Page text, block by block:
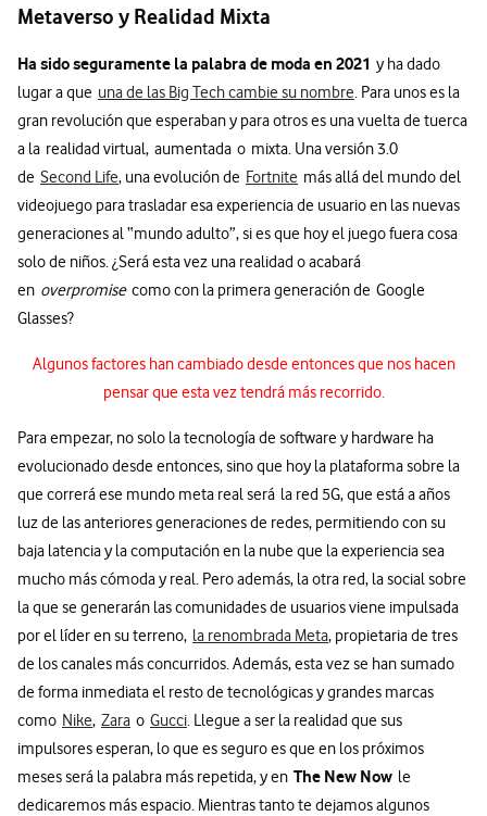
Metaverso y Realidad Mixta
Ha sido seguramente la palabra de moda en 2021 y ha dado
lugar a que una de las Big Tech cambie su nombre. Para unos es la
gran revolución que esperaban y para otros es una vuelta de tuerca
a la realidad virtual, aumentada o mixta. Una versión 3.0
de Second Life, una evolución de Fortnite más allá del mundo del
videojuego para trasladar esa experiencia de usuario en las nuevas
generaciones al “mundo adulto”, si es que hoy el juego fuera cosa
solo de niños. ¿Será esta vez una realidad o acabará
en overpromisecomo con la primera generación de Google
Glasses?
Algunos factores han cambiado desde entonces que nos hacen
pensar que esta vez tendrá más recorrido.
Para empezar, no solo la tecnología de software y hardware ha
evolucionado desde entonces, sino que hoy la plataforma sobre la
que correrá ese mundo meta real será la red 5G, que está a años
luz de las anteriores generaciones de redes, permitiendo con su
baja latencia y la computación en la nube que la experiencia sea
mucho más cómoda y real. Pero además, la otra red, la social sobre
la que se generarán las comunidades de usuarios viene impulsada
por el líder en su terreno, la renombrada Meta, propietaria de tres
de los canales más concurridos. Además, esta vez se han sumado
de forma inmediata el resto de tecnológicas y grandes marcas
como Nike, Zara o Gucci. Llegue a ser la realidad que sus
impulsores esperan, lo que es seguro es que en los próximos
meses será la palabra más repetida, y en The New Now le
dedicaremos más espacio. Mientras tanto te dejamos algunos